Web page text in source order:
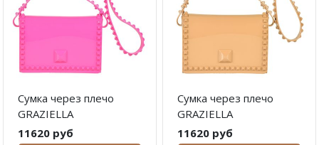
Сумка через плечо
GRAZIELLA
11620 руб
Сумка через плечо
GRAZIELLA
11620 руб